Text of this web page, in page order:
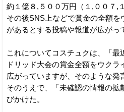
約１億８,５００万円（１,００７,
その後SNS上などで賞金の全額を
があるとする投稿や報道が広がっ
これについてコスチュクは、「最
ドリッド大会の賞金全額をウク
広がっていますが、そのような発
そのうえで、「未確認の情報の拡
びかけた。